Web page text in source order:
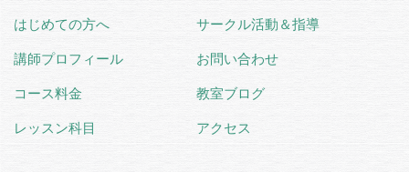
はじめての方へ
講師プロフィール
コース料金
レッスン科目
サークル活動＆指導
お問い合わせ
教室ブログ
アクセス